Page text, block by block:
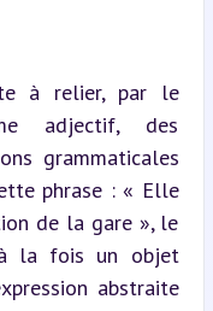
à relier, par le
adjectif, des
grammaticales
phrase : « Elle
de la gare », le
la fois un objet
abstraite